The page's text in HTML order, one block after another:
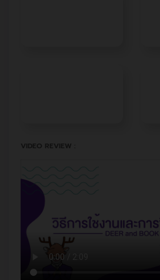
VIDEO REVIEW :